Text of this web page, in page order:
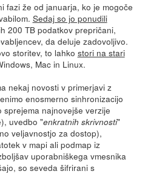
fazi že od januarja, ko je mogoče
Sedaj so jo ponudili
200 TB podatkov prepričani,
da deluje zadovoljivo.
storitev, to lahko stori na stari
Mac in Linux.
nekaj novosti v primerjavi z
enosmerno sinhronizacijo
najnovejše verzije
uvedbo "enkratnih skrivnosti"
veljavnostjo za dostop),
v mapi ali podmap iz
uporabniškega vmesnika
so seveda šifrirani s